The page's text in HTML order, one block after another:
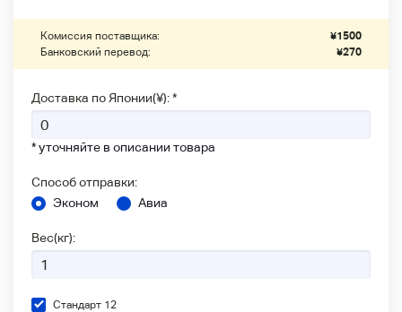
Комиссия поставщика: ¥1500
Банковский перевод:
¥270
Доставка по Японии(¥): *
* уточняйте в описании товара
Способ отправки:
Эконом
Авиа
Вес(кг):
Стандарт 12